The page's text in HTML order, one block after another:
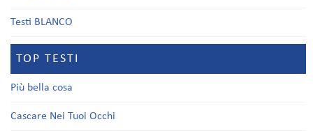
Testi BLANCO
TOP TESTI
Più bella cosa
Cascare Nei Tuoi Occhi